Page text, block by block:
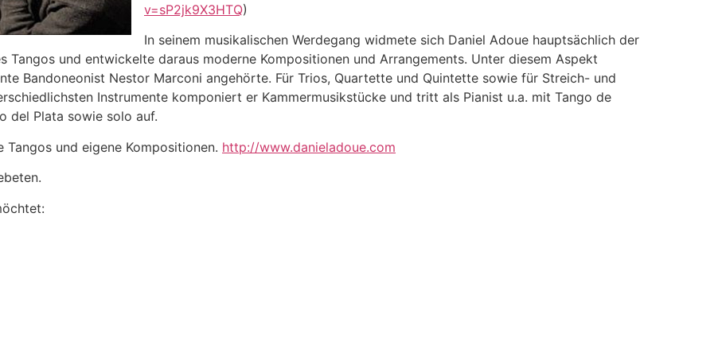
v=sP2jk9X3HTQ)
In seinem musikalischen Werdegang widmete sich Daniel Adoue hauptsächlich der
Tangos und entwickelte daraus moderne Kompositionen und Arrangements. Unter diesem Aspekt
Bandoneonist Nestor Marconi angehörte. Für Trios, Quartette und Quintette sowie für Streich- und
Instrumente komponiert er Kammermusikstücke und tritt als Pianist u.a. mit Tango de
del Plata sowie solo auf.
und eigene Kompositionen. http://www.danieladoue.com